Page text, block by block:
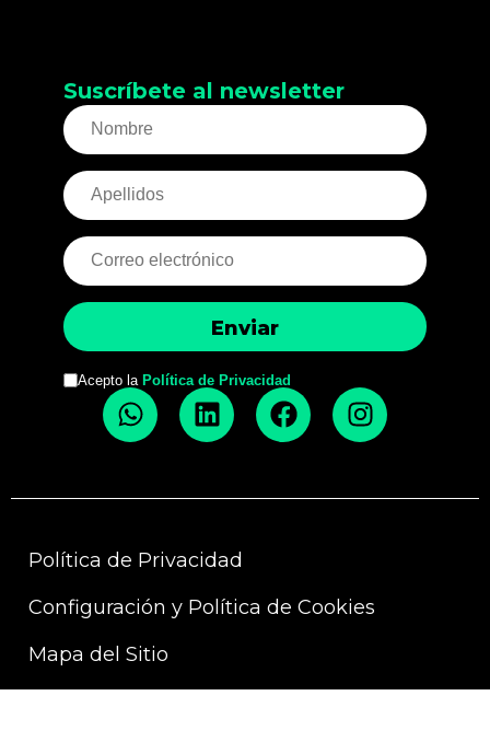
Suscríbete al newsletter
Acepto la Política de Privacidad
Política de Privacidad
Configuración y Política de Cookies
Mapa del Sitio